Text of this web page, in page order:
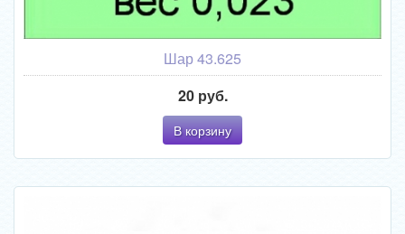
Шар 43.625
20 руб.
В корзину